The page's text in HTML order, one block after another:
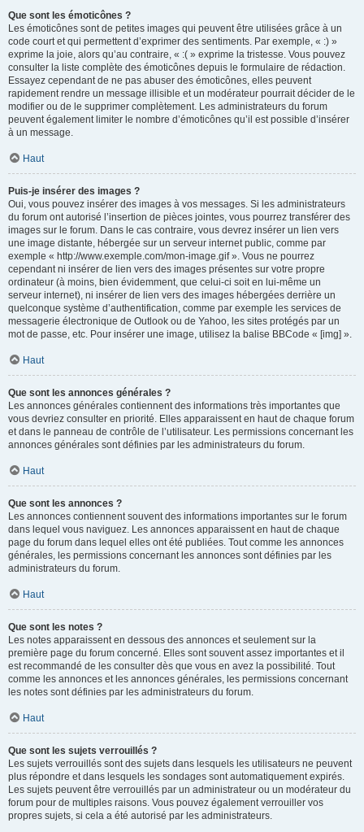
Que sont les émoticônes ?
Les émoticônes sont de petites images qui peuvent être utilisées grâce à un
code court et qui permettent d’exprimer des sentiments. Par exemple, « :) »
exprime la joie, alors qu’au contraire, « :( » exprime la tristesse. Vous pouvez
consulter la liste complète des émoticônes depuis le formulaire de rédaction.
Essayez cependant de ne pas abuser des émoticônes, elles peuvent
rapidement rendre un message illisible et un modérateur pourrait décider de le
modifier ou de le supprimer complètement. Les administrateurs du forum
peuvent également limiter le nombre d’émoticônes qu’il est possible d’insérer
à un message.
Haut
Puis-je insérer des images ?
Oui, vous pouvez insérer des images à vos messages. Si les administrateurs
du forum ont autorisé l’insertion de pièces jointes, vous pourrez transférer des
images sur le forum. Dans le cas contraire, vous devrez insérer un lien vers
une image distante, hébergée sur un serveur internet public, comme par
exemple « http://www.exemple.com/mon-image.gif ». Vous ne pourrez
cependant ni insérer de lien vers des images présentes sur votre propre
ordinateur (à moins, bien évidemment, que celui-ci soit en lui-même un
serveur internet), ni insérer de lien vers des images hébergées derrière un
quelconque système d’authentification, comme par exemple les services de
messagerie électronique de Outlook ou de Yahoo, les sites protégés par un
mot de passe, etc. Pour insérer une image, utilisez la balise BBCode « [img] ».
Haut
Que sont les annonces générales ?
Les annonces générales contiennent des informations très importantes que
vous devriez consulter en priorité. Elles apparaissent en haut de chaque forum
et dans le panneau de contrôle de l’utilisateur. Les permissions concernant les
annonces générales sont définies par les administrateurs du forum.
Haut
Que sont les annonces ?
Les annonces contiennent souvent des informations importantes sur le forum
dans lequel vous naviguez. Les annonces apparaissent en haut de chaque
page du forum dans lequel elles ont été publiées. Tout comme les annonces
générales, les permissions concernant les annonces sont définies par les
administrateurs du forum.
Haut
Que sont les notes ?
Les notes apparaissent en dessous des annonces et seulement sur la
première page du forum concerné. Elles sont souvent assez importantes et il
est recommandé de les consulter dès que vous en avez la possibilité. Tout
comme les annonces et les annonces générales, les permissions concernant
les notes sont définies par les administrateurs du forum.
Haut
Que sont les sujets verrouillés ?
Les sujets verrouillés sont des sujets dans lesquels les utilisateurs ne peuvent
plus répondre et dans lesquels les sondages sont automatiquement expirés.
Les sujets peuvent être verrouillés par un administrateur ou un modérateur du
forum pour de multiples raisons. Vous pouvez également verrouiller vos
propres sujets, si cela a été autorisé par les administrateurs.